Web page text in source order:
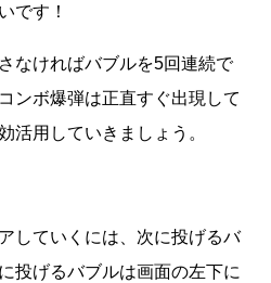
です！
なければバブルを5回連続で
ンボ爆弾は正直すぐ出現して
活用していきましょう。
していくには、次に投げるバ
投げるバブルは画面の左下に